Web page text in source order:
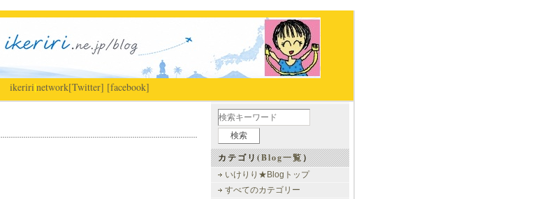
ikeriri|network[Twitter] [facebook]
カテゴリ(Blog一覧）
いけりり★Blogトップ
すべてのカテゴリー